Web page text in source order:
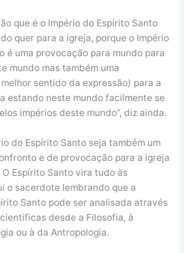
que é o Império do Espírito Santo
quer para a igreja, porque o Império
é uma provocação para mundo para
mundo mas também uma
sentido da expressão) para a
estando neste mundo facilmente se
impérios deste mundo”, diz ainda.
do Espírito Santo seja também um
e de provocação para a igreja
O Espírito Santo vira tudo às
o sacerdote lembrando que a
Santo pode ser analisada através
desde a Filosofia, à
ou à da Antropologia.